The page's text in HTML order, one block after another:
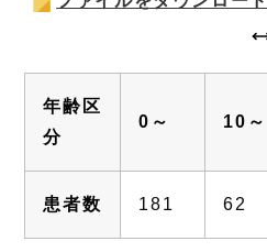
年齢区
分
0～ 10～
患者数 181 62